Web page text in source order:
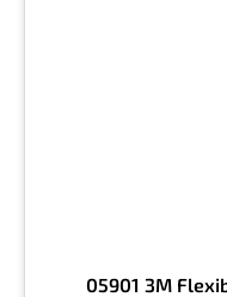
05901 3M